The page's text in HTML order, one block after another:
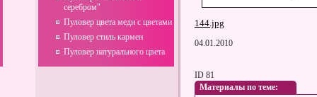
144.jpg
04.01.2010
ID 81
Материалы по теме:
серебром"
Пуловер цвета меди с цветами
Пуловер стиль кармен
Пуловер натурального цвета